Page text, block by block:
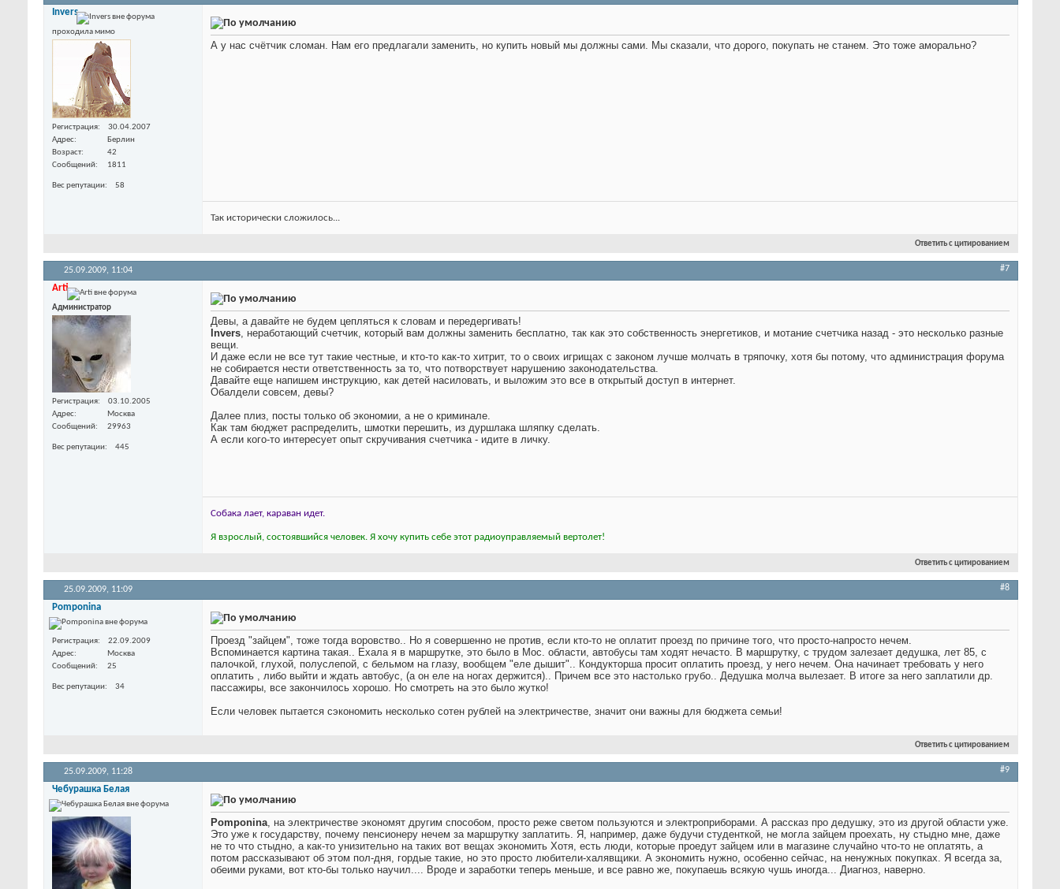
Invers
проходила мимо
Регистрация
30.04.2007
Адрес
Берлин
Возраст
42
Сообщений
1811
Вес репутации 58
А у нас счётчик сломан. Нам его предлагали заменить, но купить новый мы должны сами. Мы сказали, что дорого, покупать не станем. Это тоже аморально?
Так исторически сложилось...
Ответить с цитированием
25.09.2009, 11:04 #7
Arti
Администратор
Регистрация
03.10.2005
Адрес
Москва
Сообщений
29963
Вес репутации 445
Девы, а давайте не будем цепляться к словам и передергивать!
Invers, неработающий счетчик, который вам должны заменить бесплатно, так как это собственность энергетиков, и мотание счетчика назад - это несколько разные
вещи.
И даже если не все тут такие честные, и кто-то как-то хитрит, то о своих игрищах с законом лучше молчать в тряпочку, хотя бы потому, что администрация форума
не собирается нести ответственность за то, что потворствует нарушению законодательства.
Давайте еще напишем инструкцию, как детей насиловать, и выложим это все в открытый доступ в интернет.
Обалдели совсем, девы?
Далее плиз, посты только об экономии, а не о криминале.
Как там бюджет распределить, шмотки перешить, из дуршлака шляпку сделать.
А если кого-то интересует опыт скручивания счетчика - идите в личку.
Собака лает, караван идет.
Я взрослый, состоявшийся человек. Я хочу купить себе этот радиоуправляемый вертолет!
Ответить с цитированием
25.09.2009, 11:09 #8
Pomponina
Регистрация
22.09.2009
Адрес
Москва
Сообщений
25
Вес репутации 34
Проезд "зайцем", тоже тогда воровство.. Но я совершенно не против, если кто-то не оплатит проезд по причине того, что просто-напросто нечем.
Вспоминается картина такая.. Ехала я в маршрутке, это было в Мос. области, автобусы там ходят нечасто. В маршрутку, с трудом залезает дедушка, лет 85, с
палочкой, глухой, полуслепой, с бельмом на глазу, вообщем "еле дышит".. Кондукторша просит оплатить проезд, у него нечем. Она начинает требовать у него
оплатить , либо выйти и ждать автобус, (а он еле на ногах держится).. Причем все это настолько грубо.. Дедушка молча вылезает. В итоге за него заплатили др.
пассажиры, все закончилось хорошо. Но смотреть на это было жутко!
Если человек пытается сэкономить несколько сотен рублей на электричестве, значит они важны для бюджета семьи!
Ответить с цитированием
25.09.2009, 11:28 #9
Чебурашка Белая
Pomponina, на электричестве экономят другим способом, просто реже светом пользуются и электроприборами. А рассказ про дедушку, это из другой области уже.
Это уже к государству, почему пенсионеру нечем за маршрутку заплатить. Я, например, даже будучи студенткой, не могла зайцем проехать, ну стыдно мне, даже
не то что стыдно, а как-то унизительно на таких вот вещах экономить Хотя, есть люди, которые проедут зайцем или в магазине случайно что-то не оплатять, а
потом рассказывают об этом пол-дня, гордые такие, но это просто любители-халявщики. А экономить нужно, особенно сейчас, на ненужных покупках. Я всегда за,
обеими руками, вот кто-бы только научил.... Вроде и заработки теперь меньше, и все равно же, покупаешь всякую чушь иногда... Диагноз, наверно.